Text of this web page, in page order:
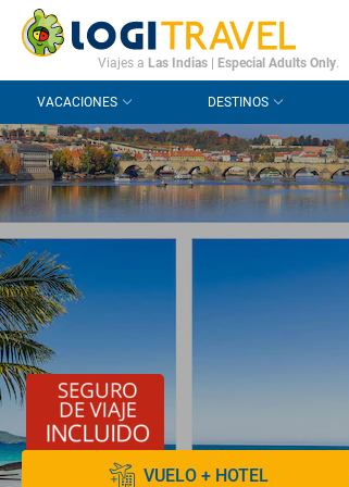
CONTACTO PREGUNTAS FRECUENTES
Viajes a Las Indias Especial Adults Only.
VACACIONES DESTINOS
VUELO + HOTEL